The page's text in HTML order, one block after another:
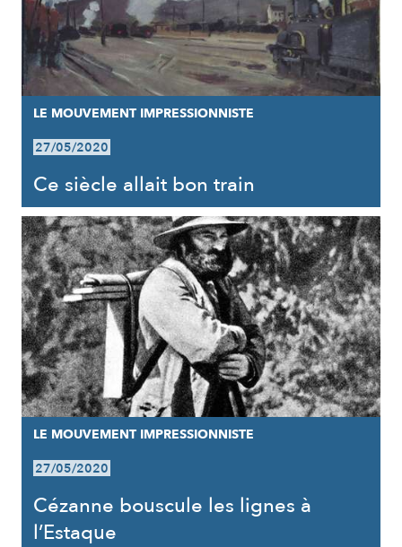
LE MOUVEMENT IMPRESSIONNISTE
27/05/2020
Ce siècle allait bon train
LE MOUVEMENT IMPRESSIONNISTE
27/05/2020
Cézanne bouscule les lignes à
l’Estaque